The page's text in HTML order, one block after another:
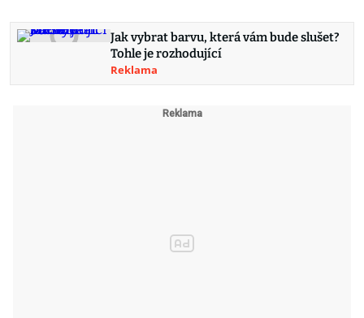
Jak vybrat barvu, která vám bude slušet?
Tohle je rozhodující
Reklama